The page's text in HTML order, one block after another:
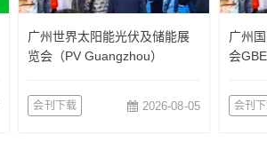
广州世界太阳能光伏及储能展
览会（PV Guangzhou）
会刊下载 2026-08-05
广州
会GBE
会刊